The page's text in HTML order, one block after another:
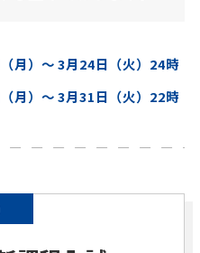
月）～ 3月24日（火）24時
月）～ 3月31日（火）22時